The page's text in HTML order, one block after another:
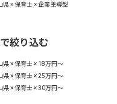
県 × 保育士 × 企業主導型
絞り込む
県 × 保育士 × 18万円〜
県 × 保育士 × 25万円〜
県 × 保育士 × 30万円〜